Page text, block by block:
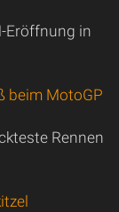
Eröffnung in
beim MotoGP
Rennen